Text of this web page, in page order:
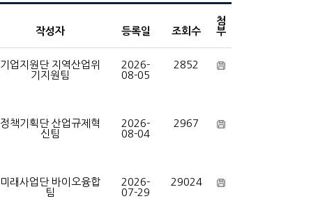
작성자 등록일 조회수
첨
부
기업지원단 지역산업위
기지원팀
2026-
08-05
2852
정책기획단 산업규제혁
신팀
2026-
08-04
2967
미래사업단 바이오융합
팀
2026-
07-29
29024